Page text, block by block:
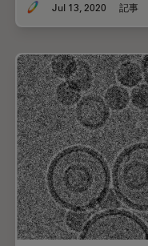
Jul 13, 2020 記事